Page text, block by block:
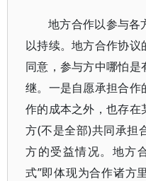
地方合作以参与各
以持续。地方合作协
同意，参与方中哪怕
继。一是自愿承担合作
作的成本之外，也存
方(不是全部)共同承担
方的受益情况。地方
式”即体现为合作诸方